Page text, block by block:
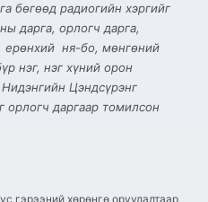
бөгөөд радиогийн хэргийг
дарга, орлогч дарга,
ерөнхий ня-бо, мөнгөний
нэг, нэг хүний орон
Цэндсүрэнг
орлогч даргаар томилсон
гэрээний хөрөнгө оруулалтаар